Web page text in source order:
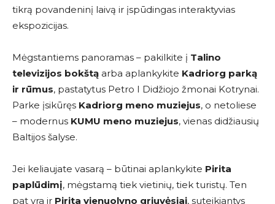
tikrą povandeninį laivą ir įspūdingas interaktyvias
ekspozicijas.
Mėgstantiems panoramas – pakilkite į Talino
televizijos bokštą arba aplankykite Kadriorg parką
ir rūmus, pastatytus Petro I Didžiojo žmonai Kotrynai.
Parke įsikūręs Kadriorg meno muziejus, o netoliese
– modernus KUMU meno muziejus, vienas didžiausių
Baltijos šalyse.
Jei keliaujate vasarą – būtinai aplankykite Pirita
paplūdimį, mėgstamą tiek vietinių, tiek turistų. Ten
pat yra ir Pirita vienuolyno griuvėsiai, suteikiantys